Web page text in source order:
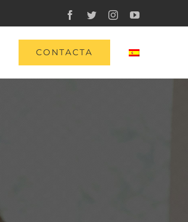
Facebook
TwitterInstagramYouTube
CONTACTA